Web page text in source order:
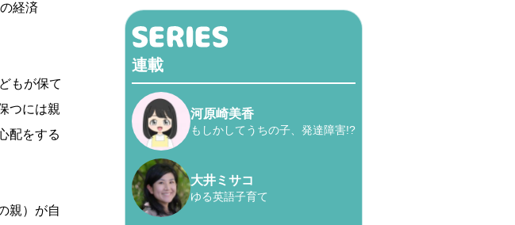
経済
もが保て
つには親
配をする
親）が自
連載
河原崎美香
もしかしてうちの子、発達障害!?
大井ミサコ
ゆる英語子育て